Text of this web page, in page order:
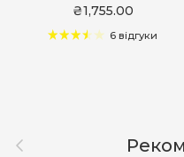
₴1,755.00
6 відгуки
Назад